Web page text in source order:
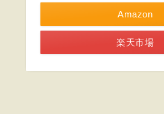
Amazon
楽天市場